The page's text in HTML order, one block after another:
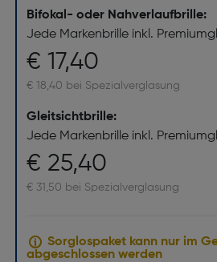
Bifokal- oder Nahverlaufbrille:
Jede Markenbrille inkl.
€ 17,40
€ 18,40 bei Spezialverglasung
Gleitsichtbrille:
Jede Markenbrille inkl.
€ 25,40
€ 31,50 bei Spezialverglasung
Sorglospaket kann nur im
abgeschlossen werden